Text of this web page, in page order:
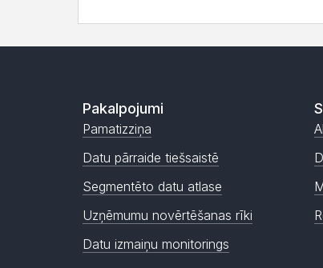
Pakalpojumi
Pamatizziņa
Datu pārraide tiešsaistē
Segmentēto datu atlase
Uzņēmumu novērtēšanas rīki
Datu izmaiņu monitorings